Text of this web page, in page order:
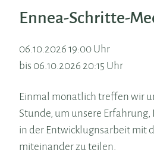
Ennea-Schritte-
06.10.2026 19:00 Uhr
bis 06.10.2026 20:15 Uhr
Einmal monatlich treffen wir
Stunde, um unsere
in der Entwicklugnsarbeit mit
miteinander zu teilen.